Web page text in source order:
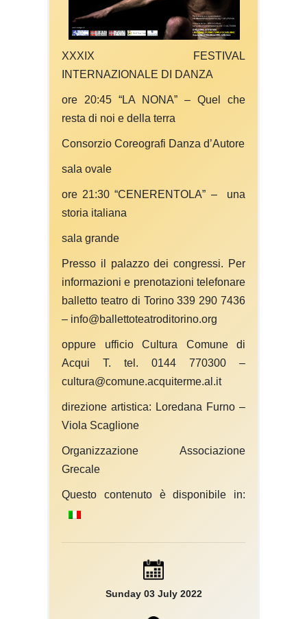
XXXIX FESTIVAL
INTERNAZIONALE DI DANZA
ore 20:45 “LA NONA” – Quel che
resta di noi e della terra
Consorzio Coreografi Danza d’Autore
sala ovale
ore 21:30 “CENERENTOLA” – una
storia italiana
sala grande
Presso il palazzo dei congressi. Per
informazioni e prenotazioni telefonare
balletto teatro di Torino 339 290 7436
– info@ballettoteatroditorino.org
oppure ufficio Cultura Comune di
Acqui T. tel. 0144 770300 –
cultura@comune.acquiterme.al.it
direzione artistica: Loredana Furno –
Viola Scaglione
Organizzazione Associazione
Grecale
Questo contenuto è disponibile in:
Sunday 03 July 2022